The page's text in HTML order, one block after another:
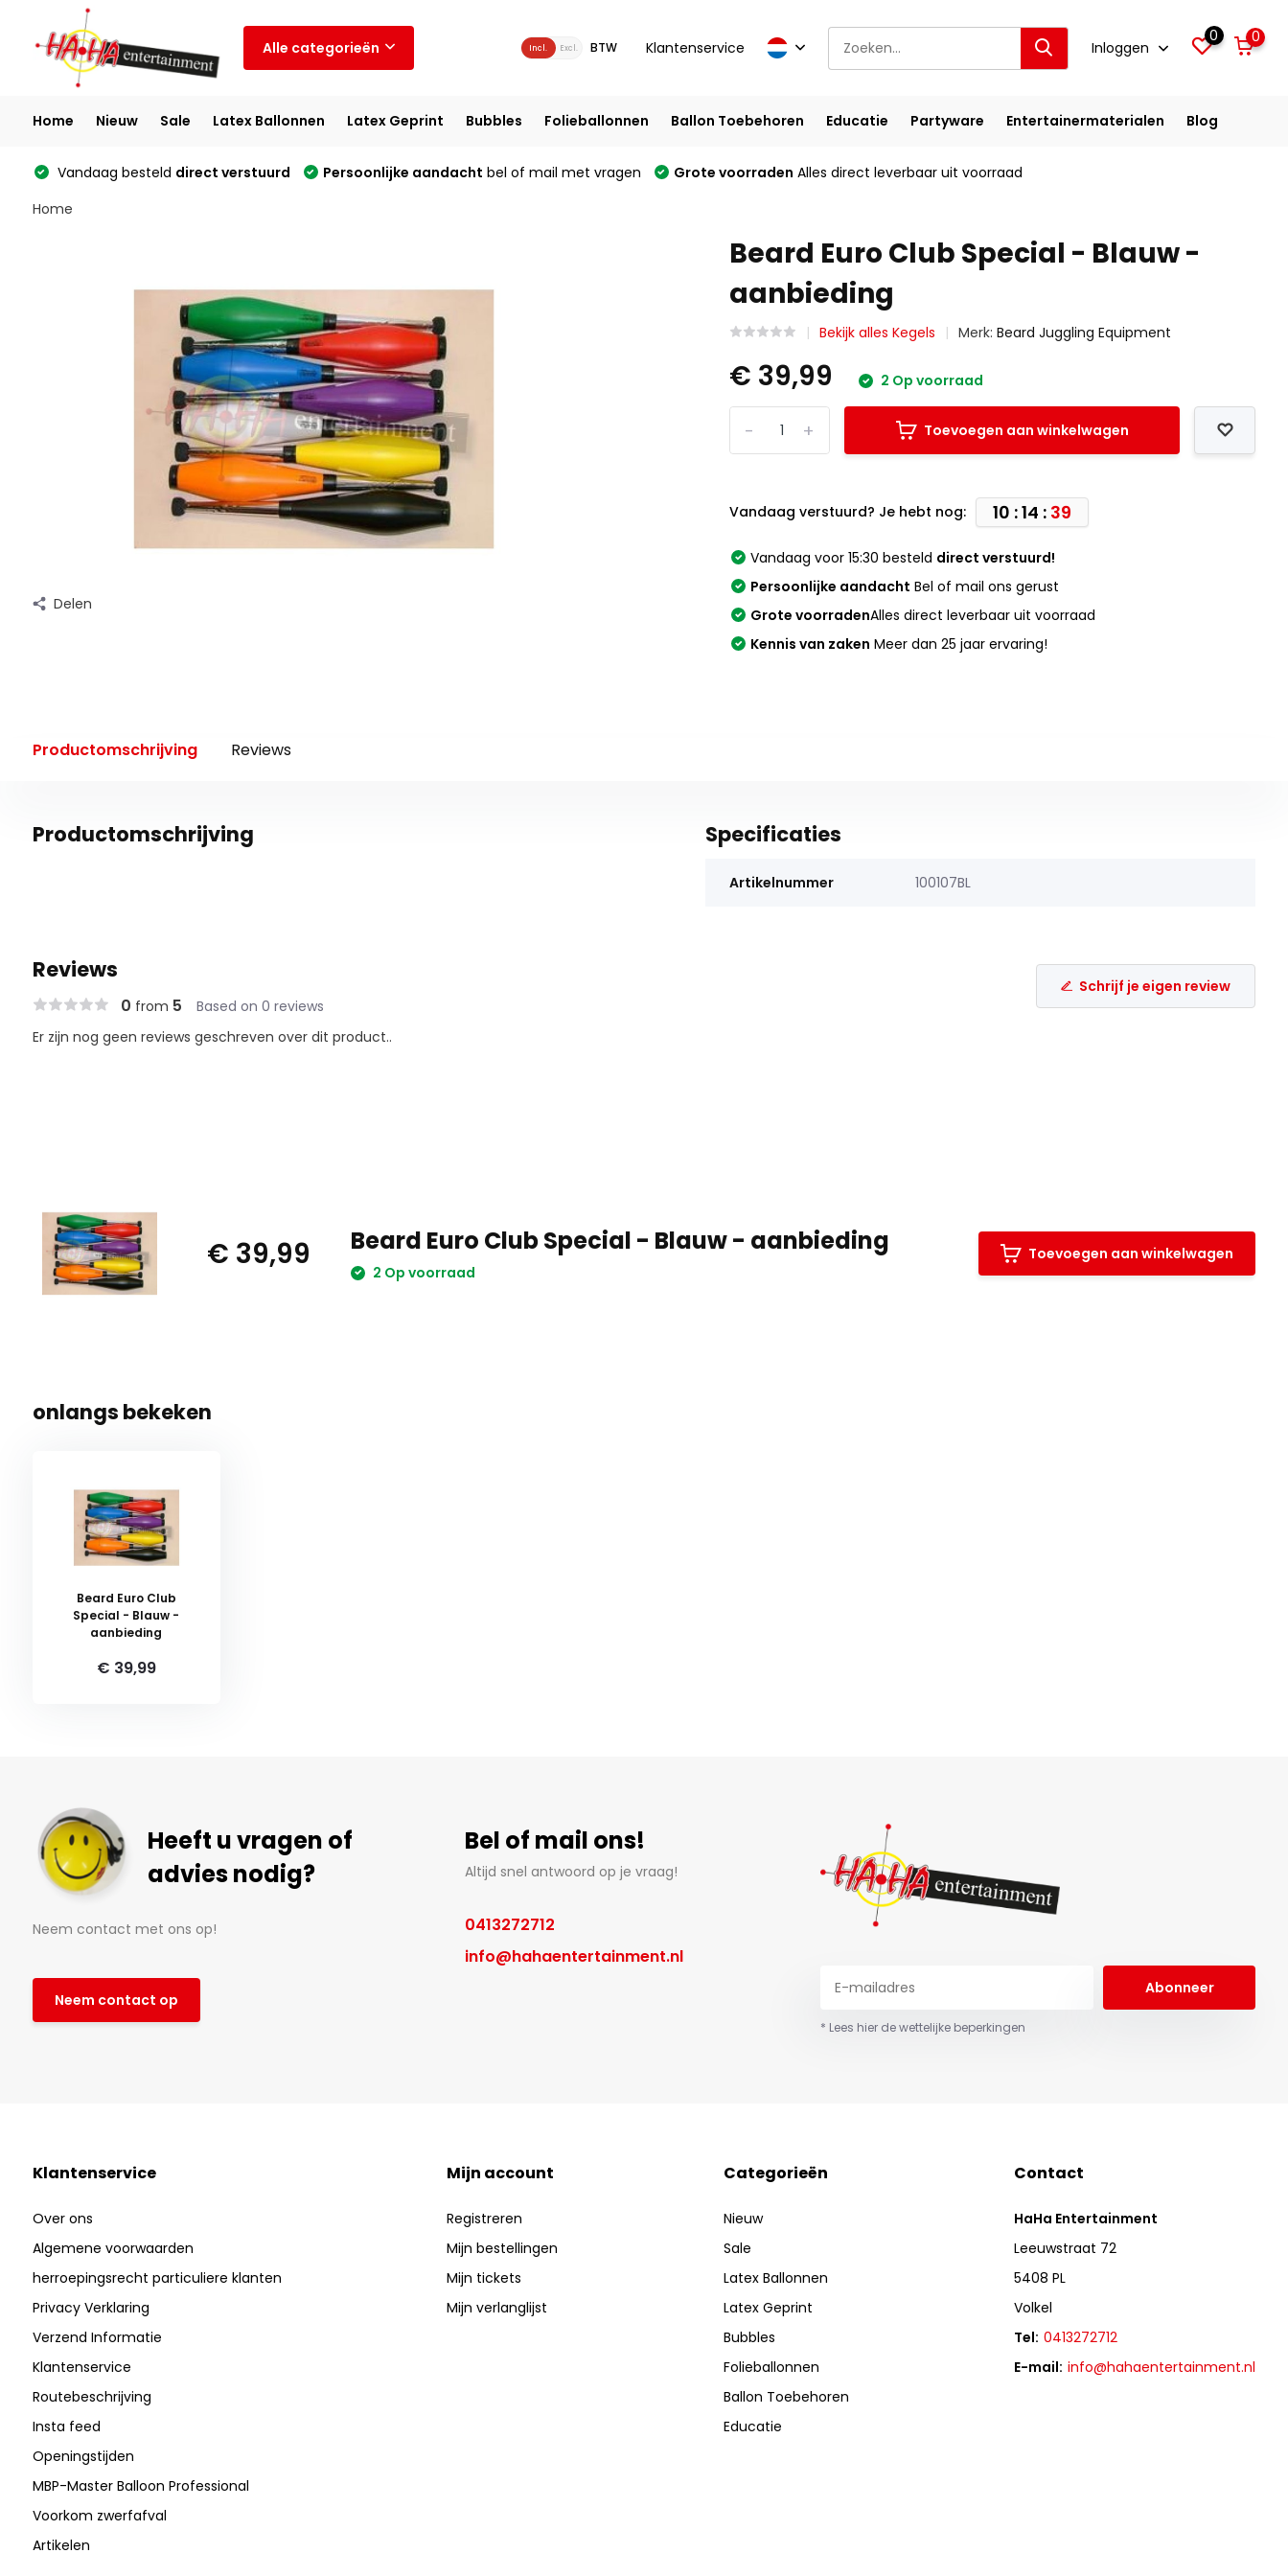
Alle categorieën Incl. Excl. BTW Klantenservice Inloggen
0 0
Home Nieuw Sale Latex Ballonnen Latex Geprint Bubbles Folieballonnen Ballon Toebehoren Educatie Partyware Entertainermaterialen Blog
Vandaag besteld direct verstuurd Persoonlijke aandacht bel of mail met vragen Grote voorraden Alles direct leverbaar uit voorraad
Home
Delen
Beard Euro Club Special - Blauw -
aanbieding
Bekijk alles Kegels Merk:Beard Juggling Equipment
€ 39,99 2 Op voorraad
+
- Toevoegen aan winkelwagen
Vandaag verstuurd? Je hebt nog: 10 : 14 : 39
Vandaag voor 15:30 besteld direct verstuurd!
Persoonlijke aandacht Bel of mail ons gerust
Grote voorradenAlles direct leverbaar uit voorraad
Kennis van zaken Meer dan 25 jaar ervaring!
Productomschrijving Reviews
Productomschrijving Specificaties
Artikelnummer 100107BL
Reviews
0 from 5 Based on 0 reviews
Schrijf je eigen review
Er zijn nog geen reviews geschreven over dit product..
€ 39,99 Beard Euro Club Special - Blauw - aanbieding
2 Op voorraad
Toevoegen aan winkelwagen
onlangs bekeken
Beard Euro Club
Special - Blauw -
aanbieding
€ 39,99
Heeft u vragen of
advies nodig?
Neem contact met ons op!
Neem contact op
Bel of mail ons!
Altijd snel antwoord op je vraag!
0413272712
info@hahaentertainment.nl
Abonneer
* Lees hier de wettelijke beperkingen
Klantenservice
Over ons
Algemene voorwaarden
herroepingsrecht particuliere klanten
Privacy Verklaring
Verzend Informatie
Klantenservice
Routebeschrijving
Insta feed
Openingstijden
MBP-Master Balloon Professional
Voorkom zwerfafval
Artikelen
Mijn account
Registreren
Mijn bestellingen
Mijn tickets
Mijn verlanglijst
Categorieën
Nieuw
Sale
Latex Ballonnen
Latex Geprint
Bubbles
Folieballonnen
Ballon Toebehoren
Educatie
Contact
HaHa Entertainment
Leeuwstraat 72
5408 PL
Volkel
Tel: 0413272712
E-mail: info@hahaentertainment.nl